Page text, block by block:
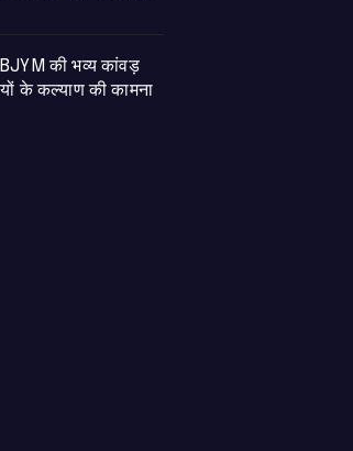
की भव्य कांवड़
के कल्याण की कामना